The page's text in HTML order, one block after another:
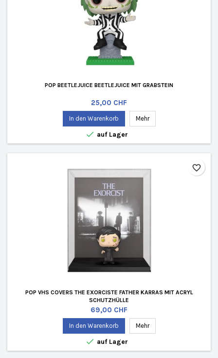
POP BEETLEJUICE BEETLEJUICE MIT GRABSTEIN
Preis
25,00 CHF
In den Warenkorb Mehr
 auf Lager
POP VHS COVERS THE EXORCISTE FATHER KARRAS MIT ACRYL
SCHUTZHÜLLE
Preis
69,00 CHF
In den Warenkorb Mehr
 auf Lager
favorite_border